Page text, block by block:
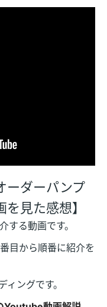
ーダーパンプ
見た感想】
する動画です。
目から順番に紹介を
ングです。